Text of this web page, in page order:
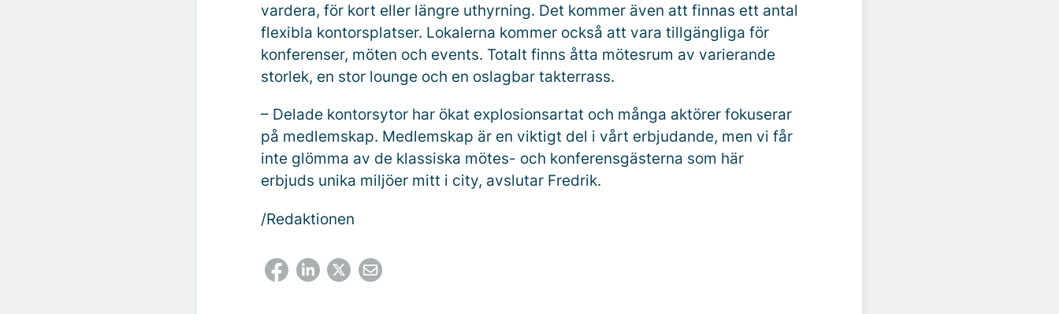
vardera, för kort eller längre uthyrning. Det kommer även att finnas ett antal
flexibla kontorsplatser. Lokalerna kommer också att vara tillgängliga för
konferenser, möten och events. Totalt finns åtta mötesrum av varierande
storlek, en stor lounge och en oslagbar takterrass.
– Delade kontorsytor har ökat explosionsartat och många aktörer fokuserar
på medlemskap. Medlemskap är en viktigt del i vårt erbjudande, men vi får
inte glömma av de klassiska mötes- och konferensgästerna som här
erbjuds unika miljöer mitt i city, avslutar Fredrik.
/Redaktionen